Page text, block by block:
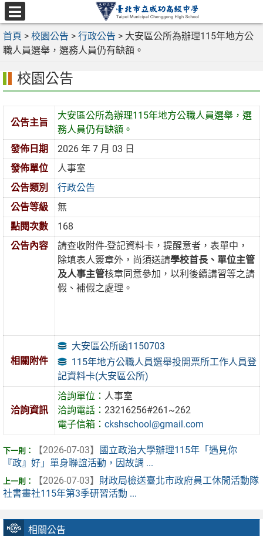
跳
至
主
要
區
選
單
首頁 > 校園公告 > 行政公告 > 大安區公所為辦理115年地方公
職人員選舉，選務人員仍有缺額。
相關公告
校園公告
公告主旨
大安區公所為辦理115年地方公職人員選舉，選
務人員仍有缺額。
發佈日期
2026 年 7 月 03 日
發佈單位
人事室
公告類別
行政公告
公告等級
無
點閱次數
168
公告內容
請查收附件-登記資料卡，提醒意者，表單中，
除填表人簽章外，尚須送請學校首長、單位主管
及人事主管核章同意參加，以利後續講習等之請
假、補假之處理。
相關附件
大安區公所函1150703
115年地方公職人員選舉投開票所工作人員登
記資料卡(大安區公所)
洽詢資訊
洽詢單位： 人事室
洽詢電話：23216256#261~262
電子信箱：ckshschool@gmail.com
【2026-07-03】
國立政治大學辦理115年「遇見你
『政』好」單身聯誼活動，因故調 ...
【2026-07-03】 財政局檢送臺北市政府員工休閒活動隊
社書畫社115年第3季研習活動 ...